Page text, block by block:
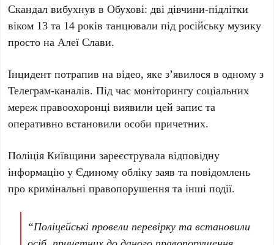
Скандал вибухнув вОбухові: дві дівчини-підлітки
віком 13 та 14 років танцювали під російську музику
просто на Алеї Слави.
Інцидент потрапив на відео, яке з’явилося в одному з
Телеграм-каналів. Під час моніторингу соціальних
мереж правоохоронці виявили цей запис та
оперативно встановили особи причетних.
Поліція Київщини зареєструвала відповідну
інформацію у Єдиному обліку заяв та повідомлень
про кримінальні правопорушення та інші події.
“Поліцейські провели перевірку та встановили